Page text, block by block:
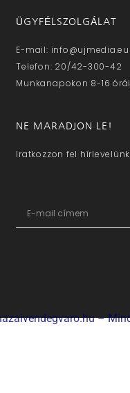
ÜGYFÉLSZOLGÁLAT
E-mail: info@ujmedia.eu
Telefon: 20/42-300-42
Munkanapokon 8-16
NE MARADJON LE!
Iratkozzon fel
–